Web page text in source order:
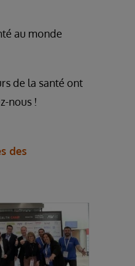
au monde
de la santé ont
nous !
des